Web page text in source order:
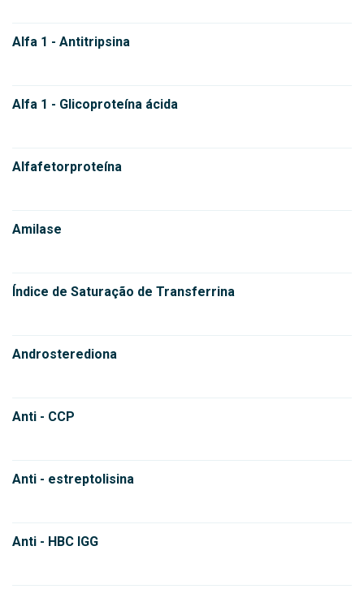
Alfa 1 - Antitripsina
Alfa 1 - Glicoproteína ácida
Alfafetorproteína
Amilase
Índice de Saturação de Transferrina
Androsterediona
Anti - CCP
Anti - estreptolisina
Anti - HBC IGG